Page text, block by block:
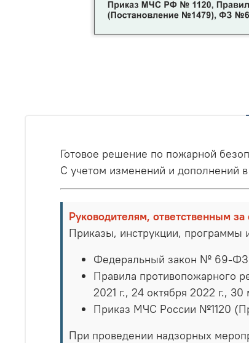
Готовое решение по пожарной
С учетом изменений и дополнений
Руководителям, ответственным
Приказы, инструкции, программы
Федеральный закон № 69-ФЗ
Правила противопожарного
2021 г., 24 октября 2022 г.,
Приказ МЧС России №1120
При проведении надзорных